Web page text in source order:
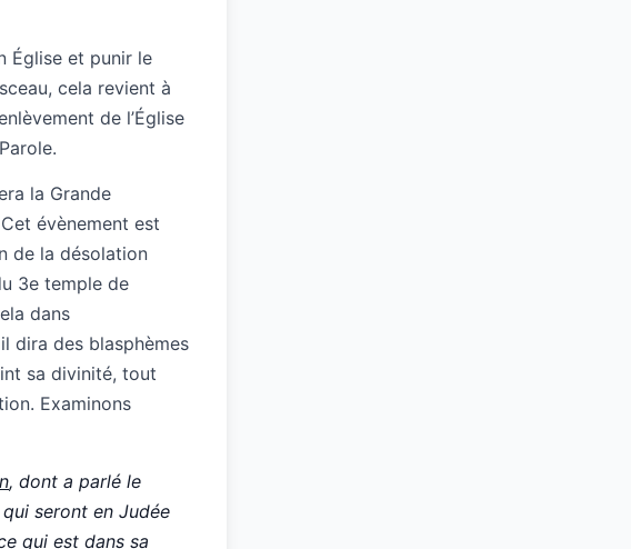
Église et punir le
cela revient à
de l’Église
la Grande
évènement est
de la désolation
3e temple de
dans
dira des blasphèmes
sa divinité, tout
Examinons
, dont a parlé le
seront en Judée
qui est dans sa